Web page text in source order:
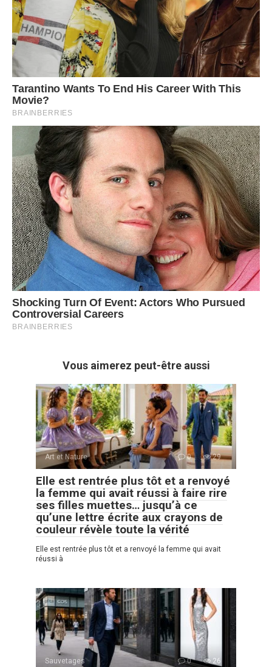
Vous aimerez peut-être aussi
Art et Nature 0 29
Elle est rentrée plus tôt et a renvoyé
la femme qui avait réussi à faire rire
ses filles muettes… jusqu’à ce
qu’une lettre écrite aux crayons de
couleur révèle toute la vérité
Elle est rentrée plus tôt et a renvoyé la femme qui avait
réussi à
Sauvetages 0 26